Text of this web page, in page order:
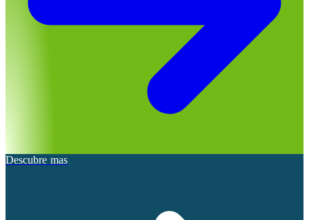
Descubre mas